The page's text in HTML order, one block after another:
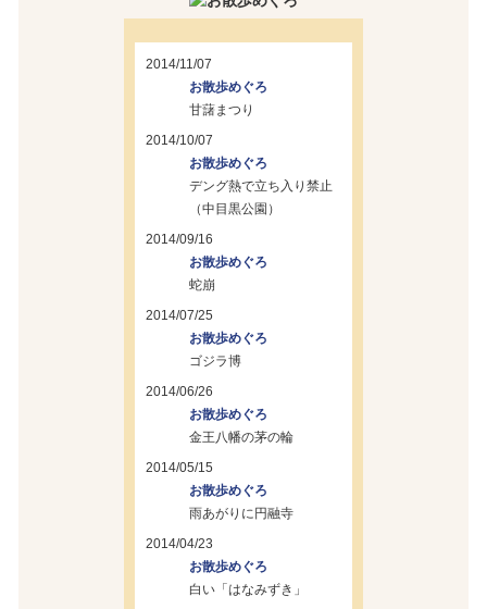
2014/11/07
お散歩めぐろ
甘藷まつり
2014/10/07
お散歩めぐろ
デング熱で立ち入り禁止
（中目黒公園）
2014/09/16
お散歩めぐろ
蛇崩
2014/07/25
お散歩めぐろ
ゴジラ博
2014/06/26
お散歩めぐろ
金王八幡の茅の輪
2014/05/15
お散歩めぐろ
雨あがりに円融寺
2014/04/23
お散歩めぐろ
白い「はなみずき」